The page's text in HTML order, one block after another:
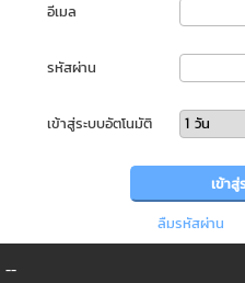
อีเมล
รหัสผ่าน
เข้าสู่ระบบอัตโนมัติ
ลืมรหัสผ่าน
--